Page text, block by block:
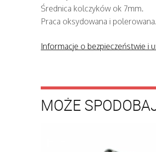
Średnica kolczyków ok 7mm.
Praca oksydowana i polerowana.
Informacje o bezpieczeństwie i
MOŻE